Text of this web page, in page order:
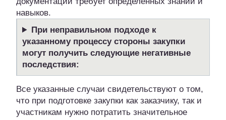
навыков.
При неправильном подходе к
указанному процессу стороны закупки
могут получить следующие негативные
последствия:
Все указанные случаи свидетельствуют о том,
что при подготовке закупки как заказчику, так и
участникам нужно потратить значительное